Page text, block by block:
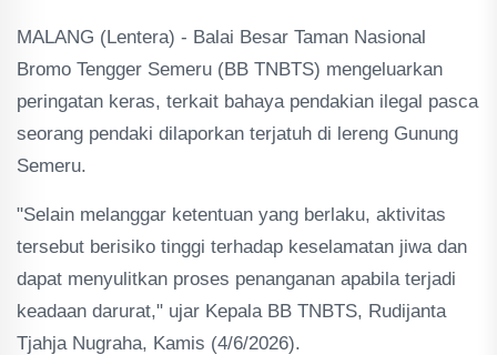
MALANG (Lentera) - Balai Besar Taman Nasional
Bromo Tengger Semeru (BB TNBTS) mengeluarkan
peringatan keras, terkait bahaya pendakian ilegal pasca
seorang pendaki dilaporkan terjatuh di lereng Gunung
Semeru.
"Selain melanggar ketentuan yang berlaku, aktivitas
tersebut berisiko tinggi terhadap keselamatan jiwa dan
dapat menyulitkan proses penanganan apabila terjadi
keadaan darurat," ujar Kepala BB TNBTS, Rudijanta
Tjahja Nugraha, Kamis (4/6/2026).